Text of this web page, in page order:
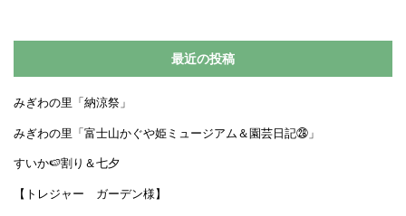
最近の投稿
みぎわの里「納涼祭」
みぎわの里「富士山かぐや姫ミュージアム＆園芸日記㉘」
すいか🍉割り＆七夕
【トレジャー ガーデン様】